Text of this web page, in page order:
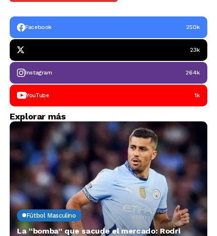
Facebook 250k
23k
Instagram 264k
YouTube 1k
Explorar más
Fútbol Masculino
La “bomba” que sacude el mercado: Rodri